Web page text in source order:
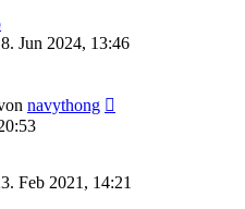
Jun 2024, 13:46
navythong
Feb 2021, 14:21